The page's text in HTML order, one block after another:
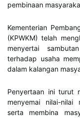
pembinaan
Kementerian
(KPWKM) telah
menyertai
terhadap usaha
dalam kalangan
Penyertaan ini turut
menyemai nilai-nilai
serta membina